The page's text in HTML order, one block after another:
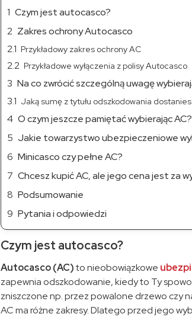
Czym jest autocasco?
Zakres ochrony Autocasco
Przykładowy zakres ochrony AC
Przykładowe wyłączenia z polisy Autocasco
Na co zwrócić szczególną uwagę
Jaką sumę z tytułu odszkodowania
O czym jeszcze pamiętać wybierając AC?
Jakie towarzystwo ubezpieczeniowe
Minicasco czy pełne AC?
Chcesz kupić AC, ale jego cena jest za
Podsumowanie
Pytania i odpowiedzi
Czym jest autocasco?
Autocasco (AC)to nieobowiązkowe
zapewnia odszkodowanie, kiedy to Ty
zniszczone np. przez powalone drzewo czy
AC ma różne zakresy. Dlatego przed jego